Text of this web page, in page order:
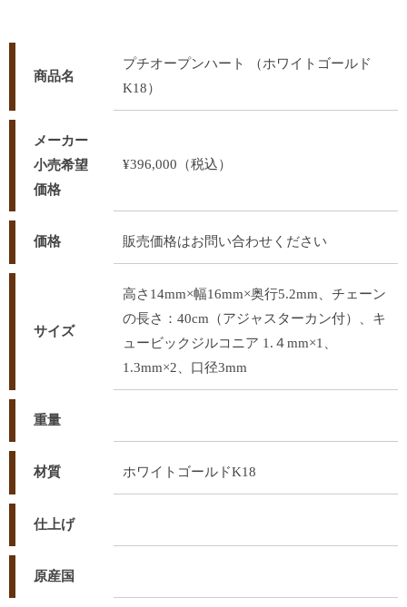
商品名
プチオープンハート （ホワイトゴールド
K18）
メーカー
小売希望
価格
¥396,000（税込）
価格 販売価格はお問い合わせください
サイズ
高さ14mm×幅16mm×奥行5.2mm、チェーン
の長さ：40cm（アジャスターカン付）、キ
ュービックジルコニア 1.４mm×1、
1.3mm×2、口径3mm
重量
材質 ホワイトゴールドK18
仕上げ
原産国